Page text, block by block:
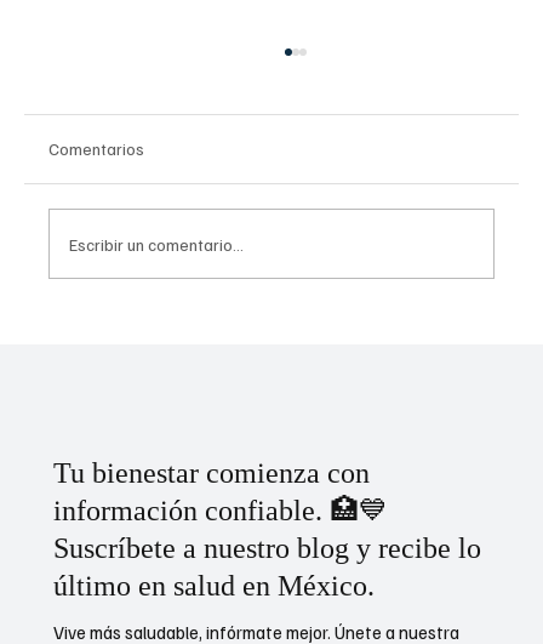
Comentarios
Escribir un comentario...
Tu bienestar comienza con
información confiable. 🏥💙
Suscríbete a nuestro blog y recibe lo
último en salud en México.
Vive más saludable, infórmate mejor. Únete a nuestra